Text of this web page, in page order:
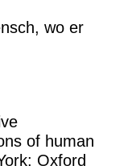
wo er
of human
Oxford